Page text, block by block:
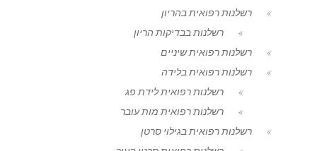
רשלנות רפואית בהריון
רשלנות בבדיקות הריון
רשלנות רפואית שיניים
רשלנות רפואית בלידה
רשלנות רפואית לידת פג
רשלנות רפואית מות עובר
רשלנות רפואית בגילוי סרטן